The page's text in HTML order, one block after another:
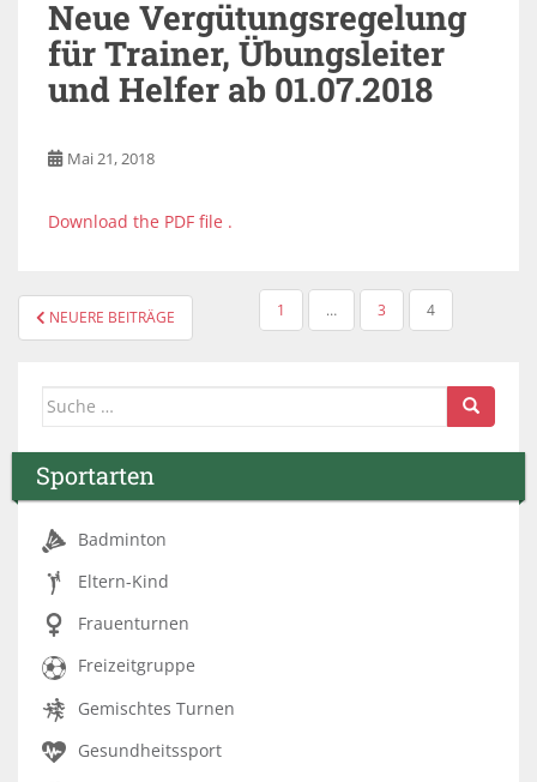
Neue Vergütungsregelung
für Trainer, Übungsleiter
und Helfer ab 01.07.2018
Mai 21, 2018
Download the PDF file .
BEITRAGSNAVIGATION
NEUERE BEITRÄGE 1 … 3 4
Suche nach:
Sportarten
Badminton
Eltern-Kind
Frauenturnen
Freizeitgruppe
Gemischtes Turnen
Gesundheitssport